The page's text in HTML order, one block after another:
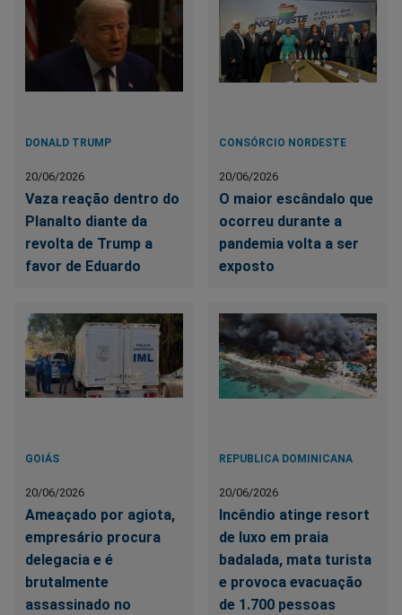
DONALD TRUMP
20/06/2026
Vaza reação dentro do
Planalto diante da
revolta de Trump a
favor de Eduardo
CONSÓRCIO NORDESTE
20/06/2026
O maior escândalo que
ocorreu durante a
pandemia volta a ser
exposto
GOIÁS
20/06/2026
Ameaçado por agiota,
empresário procura
delegacia e é
brutalmente
assassinado no
REPUBLICA DOMINICANA
20/06/2026
Incêndio atinge resort
de luxo em praia
badalada, mata turista
e provoca evacuação
de 1.700 pessoas